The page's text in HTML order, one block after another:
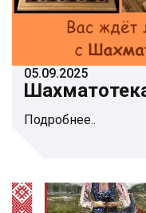
05.09.2025
Подробнее..